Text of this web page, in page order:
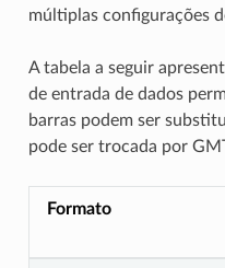
múltiplas configurações
A tabela a seguir
de entrada de dados
barras podem ser
pode ser trocada por
Formato